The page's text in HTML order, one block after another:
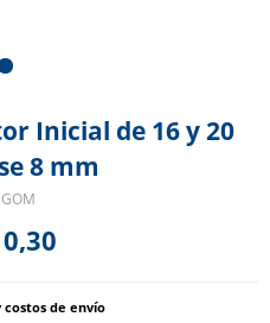
Inicial de 16 y 20
8 mm
GOM
0,30
costos de envío